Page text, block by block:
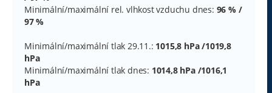
Minimální/maximální rel. vlhkost vzduchu dnes: 96 % /
97 %
Minimální/maximální tlak 29.11.: 1015,8 hPa /1019,8
hPa
Minimální/maximální tlak dnes: 1014,8 hPa /1016,1
hPa